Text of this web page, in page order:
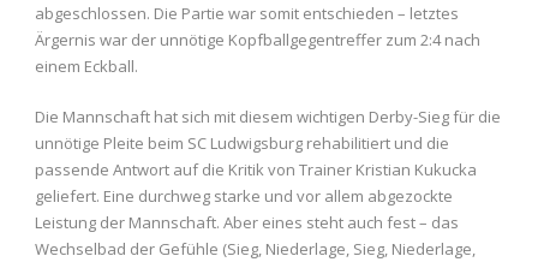
abgeschlossen. Die Partie war somit entschieden – letztes
Ärgernis war der unnötige Kopfballgegentreffer zum 2:4 nach
einem Eckball.
Die Mannschaft hat sich mit diesem wichtigen Derby-Sieg für die
unnötige Pleite beim SC Ludwigsburg rehabilitiert und die
passende Antwort auf die Kritik von Trainer Kristian Kukucka
geliefert. Eine durchweg starke und vor allem abgezockte
Leistung der Mannschaft. Aber eines steht auch fest – das
Wechselbad der Gefühle (Sieg, Niederlage, Sieg, Niederlage,